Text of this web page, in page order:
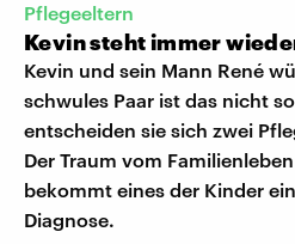
Pflegeeltern
Kevin steht immer
Kevin und sein Mann René
schwules Paar ist das nicht
entscheiden sie sich zwei
Der Traum vom
bekommt eines der Kinder
Diagnose.